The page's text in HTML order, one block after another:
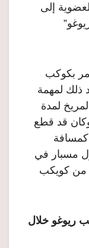
إلى
بالذكر أن “هايابوسا 2” مر بكوكب
ذلك لمهمة
لمدة
وكان قد قطع
كمسافة
مسبار في
من كويكب
ريوغو خلال